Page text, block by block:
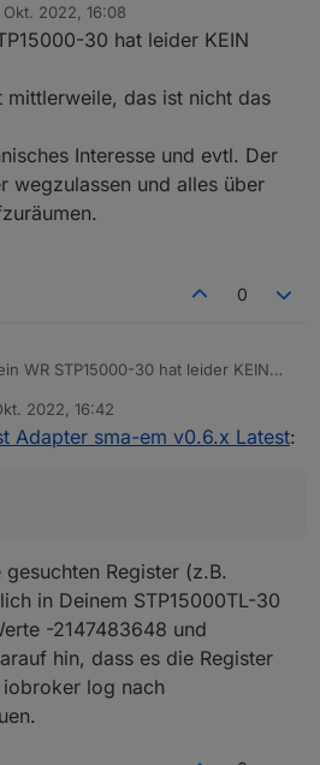
(welcher Typ?) unter
AC-
Netzmessungen, ob dort die Werte
sind und korrekt aktualisiert
zwischen SHM und WR und die
über ModBus Register
Verfügung stehen. (So ist es
WR SB3.6).
EVCC jetzt ausgelagert hast
bekommen (pregard und
Okt. 2022, 16:08
von
30 hat leider KEIN
mittlerweile, das ist nicht das
Interesse und evtl. Der
wegzulassen und alles über
0
WR STP15000-30 hat leider KEIN
gut mittlerweile, das ist nicht das
etwas aufzuräumen.
2022, 16:42
Adapter sma-em v0.6.x Latest:
Register (z.B.
in Deinem STP15000TL-30
-2147483648 und
hin, dass es die Register
log nach